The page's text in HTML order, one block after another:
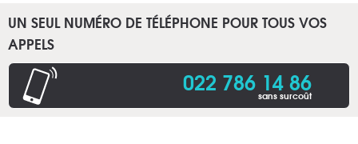
UN SEUL NUMÉRO DE TÉLÉPHONE POUR TOUS VOS
APPELS
022 786 14 86
sans surcoût